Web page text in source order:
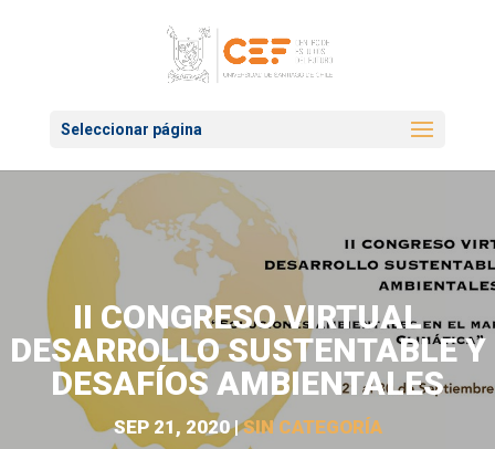
Seleccionar página
II CONGRESO VIRTUAL
DESARROLLO SUSTENTABLE Y
DESAFÍOS AMBIENTALES
SEP 21, 2020|SIN CATEGORÍA